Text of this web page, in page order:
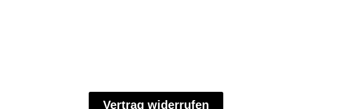
Vertrag widerrufen